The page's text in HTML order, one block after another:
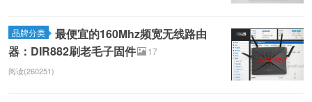
品牌分类
最便宜的160Mhz频宽无线路由
器：DIR882刷老毛子固件
17
阅读(260251)